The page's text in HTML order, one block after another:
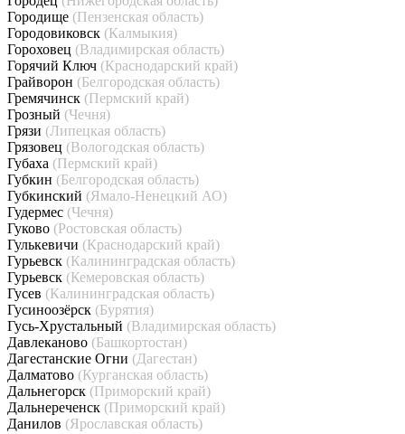
Городище (Пензенская область)
Городовиковск (Калмыкия)
Гороховец (Владимирская область)
Горячий Ключ (Краснодарский край)
Грайворон (Белгородская область)
Гремячинск (Пермский край)
Грозный (Чечня)
Грязи (Липецкая область)
Грязовец (Вологодская область)
Губаха (Пермский край)
Губкин (Белгородская область)
Губкинский (Ямало-Ненецкий АО)
Гудермес (Чечня)
Гуково (Ростовская область)
Гулькевичи (Краснодарский край)
Гурьевск (Калининградская область)
Гурьевск (Кемеровская область)
Гусев (Калининградская область)
Гусиноозёрск (Бурятия)
Гусь-Хрустальный (Владимирская область)
Давлеканово (Башкортостан)
Дагестанские Огни (Дагестан)
Далматово (Курганская область)
Дальнегорск (Приморский край)
Дальнереченск (Приморский край)
Данилов (Ярославская область)